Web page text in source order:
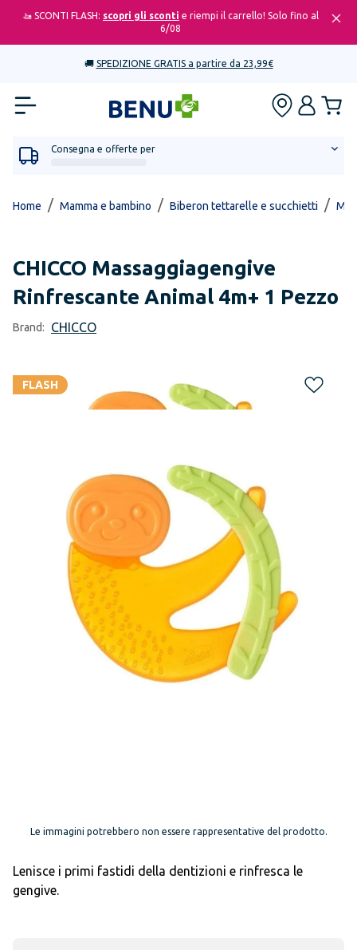
🚤 SCONTI FLASH: scopri gli sconti e riempi il carrello! Solo fino al
6/08
🚚 SPEDIZIONE GRATIS a partire da 23,99€
Consegna e offerte per
Home / Mamma e bambino / Biberon tettarelle e succhietti /
CHICCO Massaggiagengive
Rinfrescante Animal 4m+ 1 Pezzo
Brand: CHICCO
FLASH
Le immagini potrebbero non essere rappresentative del prodotto.
Lenisce i primi fastidi della dentizioni e rinfresca le
gengive.